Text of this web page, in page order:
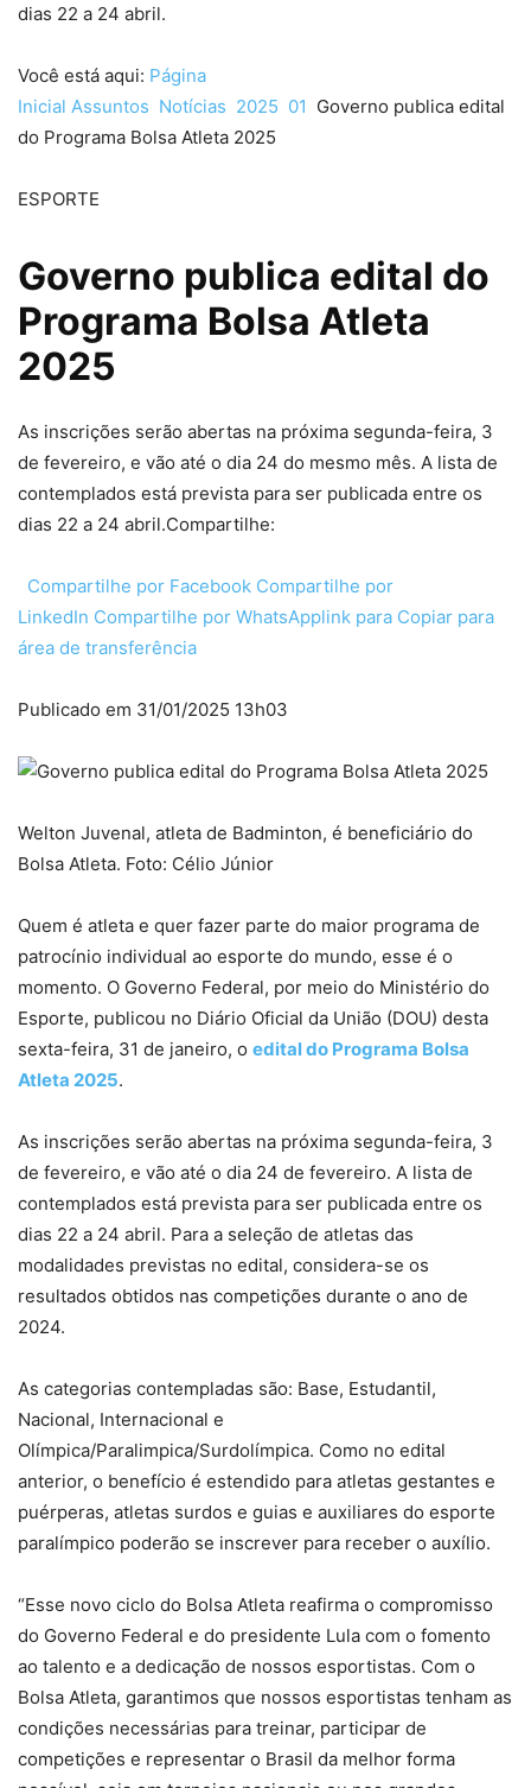
dias 22 a 24 abril.
Você está aqui: Página
Inicial Assuntos Notícias 2025 01 Governo publica edital
do Programa Bolsa Atleta 2025
ESPORTE
Governo publica edital do
Programa Bolsa Atleta
2025
As inscrições serão abertas na próxima segunda-feira, 3
de fevereiro, e vão até o dia 24 do mesmo mês. A lista de
contemplados está prevista para ser publicada entre os
dias 22 a 24 abril.Compartilhe:
Compartilhe por Facebook Compartilhe por
LinkedIn Compartilhe por WhatsApplink para Copiar para
área de transferência
Publicado em 31/01/2025 13h03
Welton Juvenal, atleta de Badminton, é beneficiário do
Bolsa Atleta. Foto: Célio Júnior
Quem é atleta e quer fazer parte do maior programa de
patrocínio individual ao esporte do mundo, esse é o
momento. O Governo Federal, por meio do Ministério do
Esporte, publicou no Diário Oficial da União (DOU) desta
sexta-feira, 31 de janeiro, o edital do Programa Bolsa
Atleta 2025.
As inscrições serão abertas na próxima segunda-feira, 3
de fevereiro, e vão até o dia 24 de fevereiro. A lista de
contemplados está prevista para ser publicada entre os
dias 22 a 24 abril. Para a seleção de atletas das
modalidades previstas no edital, considera-se os
resultados obtidos nas competições durante o ano de
2024.
As categorias contempladas são: Base, Estudantil,
Nacional, Internacional e
Olímpica/Paralimpica/Surdolímpica. Como no edital
anterior, o benefício é estendido para atletas gestantes e
puérperas, atletas surdos e guias e auxiliares do esporte
paralímpico poderão se inscrever para receber o auxílio.
“Esse novo ciclo do Bolsa Atleta reafirma o compromisso
do Governo Federal e do presidente Lula com o fomento
ao talento e a dedicação de nossos esportistas. Com o
Bolsa Atleta, garantimos que nossos esportistas tenham as
condições necessárias para treinar, participar de
competições e representar o Brasil da melhor forma